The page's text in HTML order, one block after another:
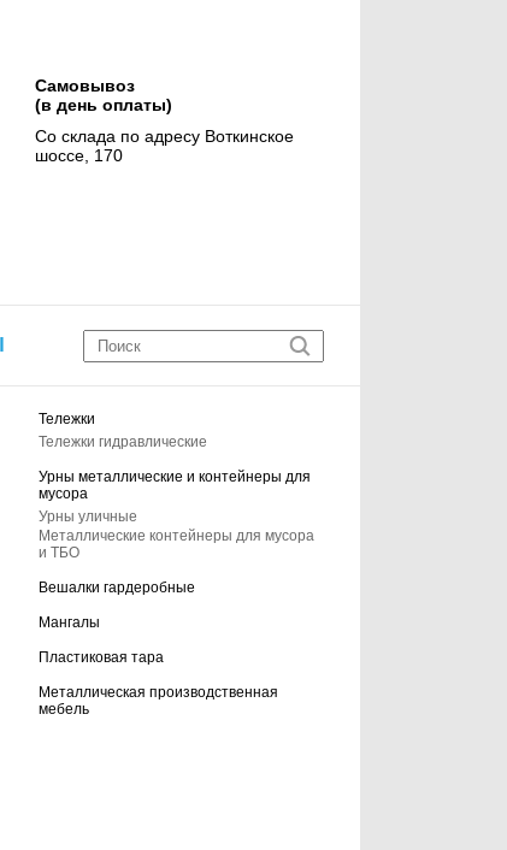
Самовывоз
(в день оплаты)
Со склада по адресу Воткинское
шоссе, 170
Тележки
Тележки гидравлические
Урны металлические и контейнеры для
мусора
Урны уличные
Металлические контейнеры для мусора
и ТБО
Вешалки гардеробные
Мангалы
Пластиковая тара
Металлическая производственная
мебель